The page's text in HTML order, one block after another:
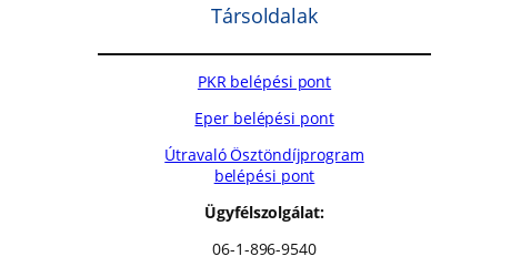
Társoldalak
PKR belépési pont
Eper belépési pont
Útravaló Ösztöndíjprogram
belépési pont
Ügyfélszolgálat:
06-1-896-9540